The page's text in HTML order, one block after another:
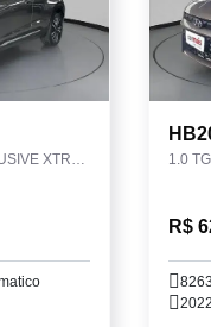
1.6 16V FLEXSTART EXCLUSIVE XTRONIC 1.0
R$